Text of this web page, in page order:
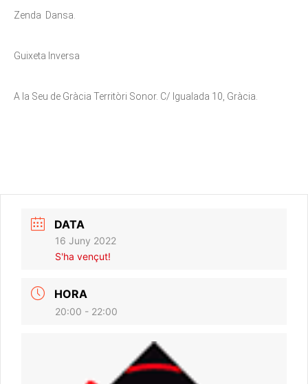
Zenda Dansa.
Guixeta Inversa
A la Seu de Gràcia Territòri Sonor. C/ Igualada 10, Gràcia.
DATA
16 Juny 2022
S'ha vençut!
HORA
20:00 - 22:00